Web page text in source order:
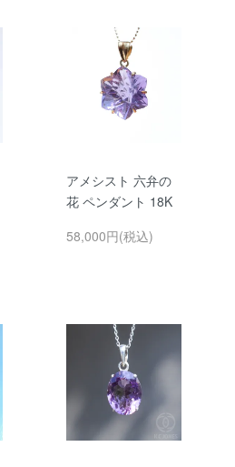
アメシスト 六弁の
花 ペンダント 18K
58,000円(税込)